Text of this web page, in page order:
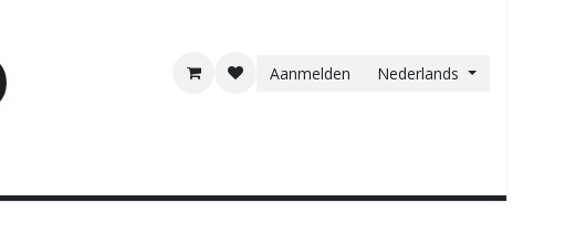
Aanmelden Nederlands